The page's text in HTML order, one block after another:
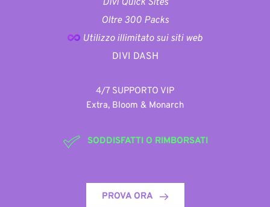
Oltre 300 Packs
Utilizzo illimitato sui siti web
DIVI DASH
4/7 SUPPORTO VIP
Extra, Bloom & Monarch
SODDISFATTI O RIMBORSATI
PROVA ORA